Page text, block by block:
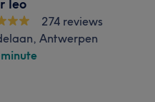
leo
274 reviews
Antwerpen